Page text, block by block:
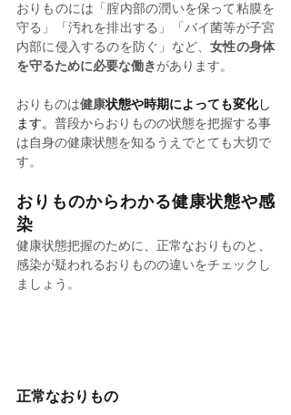
おりものには「腟内部の潤いを保って粘膜を
守る」「汚れを排出する」「バイ菌等が子宮
内部に侵入するのを防ぐ」など、女性の身体
を守るために必要な働きがあります。
おりものは健康状態や時期によっても変化し
ます。 普段からおりものの状態を把握する事
は自身の健康状態を知るうえでとても大切で
す。
おりものからわかる健康状態や感
染
健康状態把握のために、正常なおりものと、
感染が疑われるおりものの違いをチェックし
ましょう。
正常なおりもの